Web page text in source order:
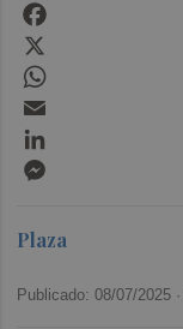
Plaza
Publicado: 08/07/2025 ·